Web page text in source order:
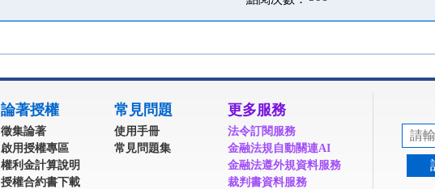
論著授權
徵集論著
啟用授權專區
權利金計算說明
授權合約書下載
常見問題
使用手冊
常見問題集
更多服務
法令訂閱服務
金融法規自動關連AI
金融法遵外規資料服務
裁判書資料服務